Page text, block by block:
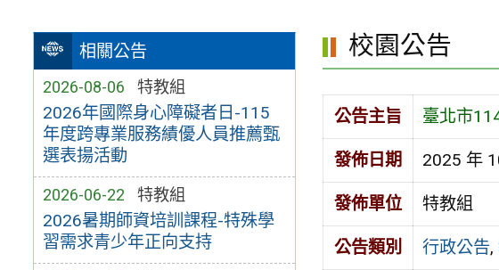
相關公告
2026-08-06 特教組
2026年國際身心障礙者日-115
年度跨專業服務績優人員推薦甄
選表揚活動
2026-06-22 特教組
2026暑期師資培訓課程-特殊學
習需求青少年正向支持
校園公告
公告主旨 臺北市
發佈日期 2025 年
發佈單位 特教組
公告類別 行政公告,